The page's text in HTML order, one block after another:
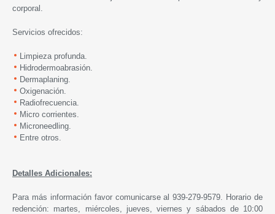
corporal.
Servicios ofrecidos:
Limpieza profunda.
Hidrodermoabrasión.
Dermaplaning.
Oxigenación.
Radiofrecuencia.
Micro corrientes.
Microneedling.
Entre otros.
Detalles Adicionales:
Para más información favor comunicarse al 939-279-9579. Horario de
redención: martes, miércoles, jueves, viernes y sábados de 10:00